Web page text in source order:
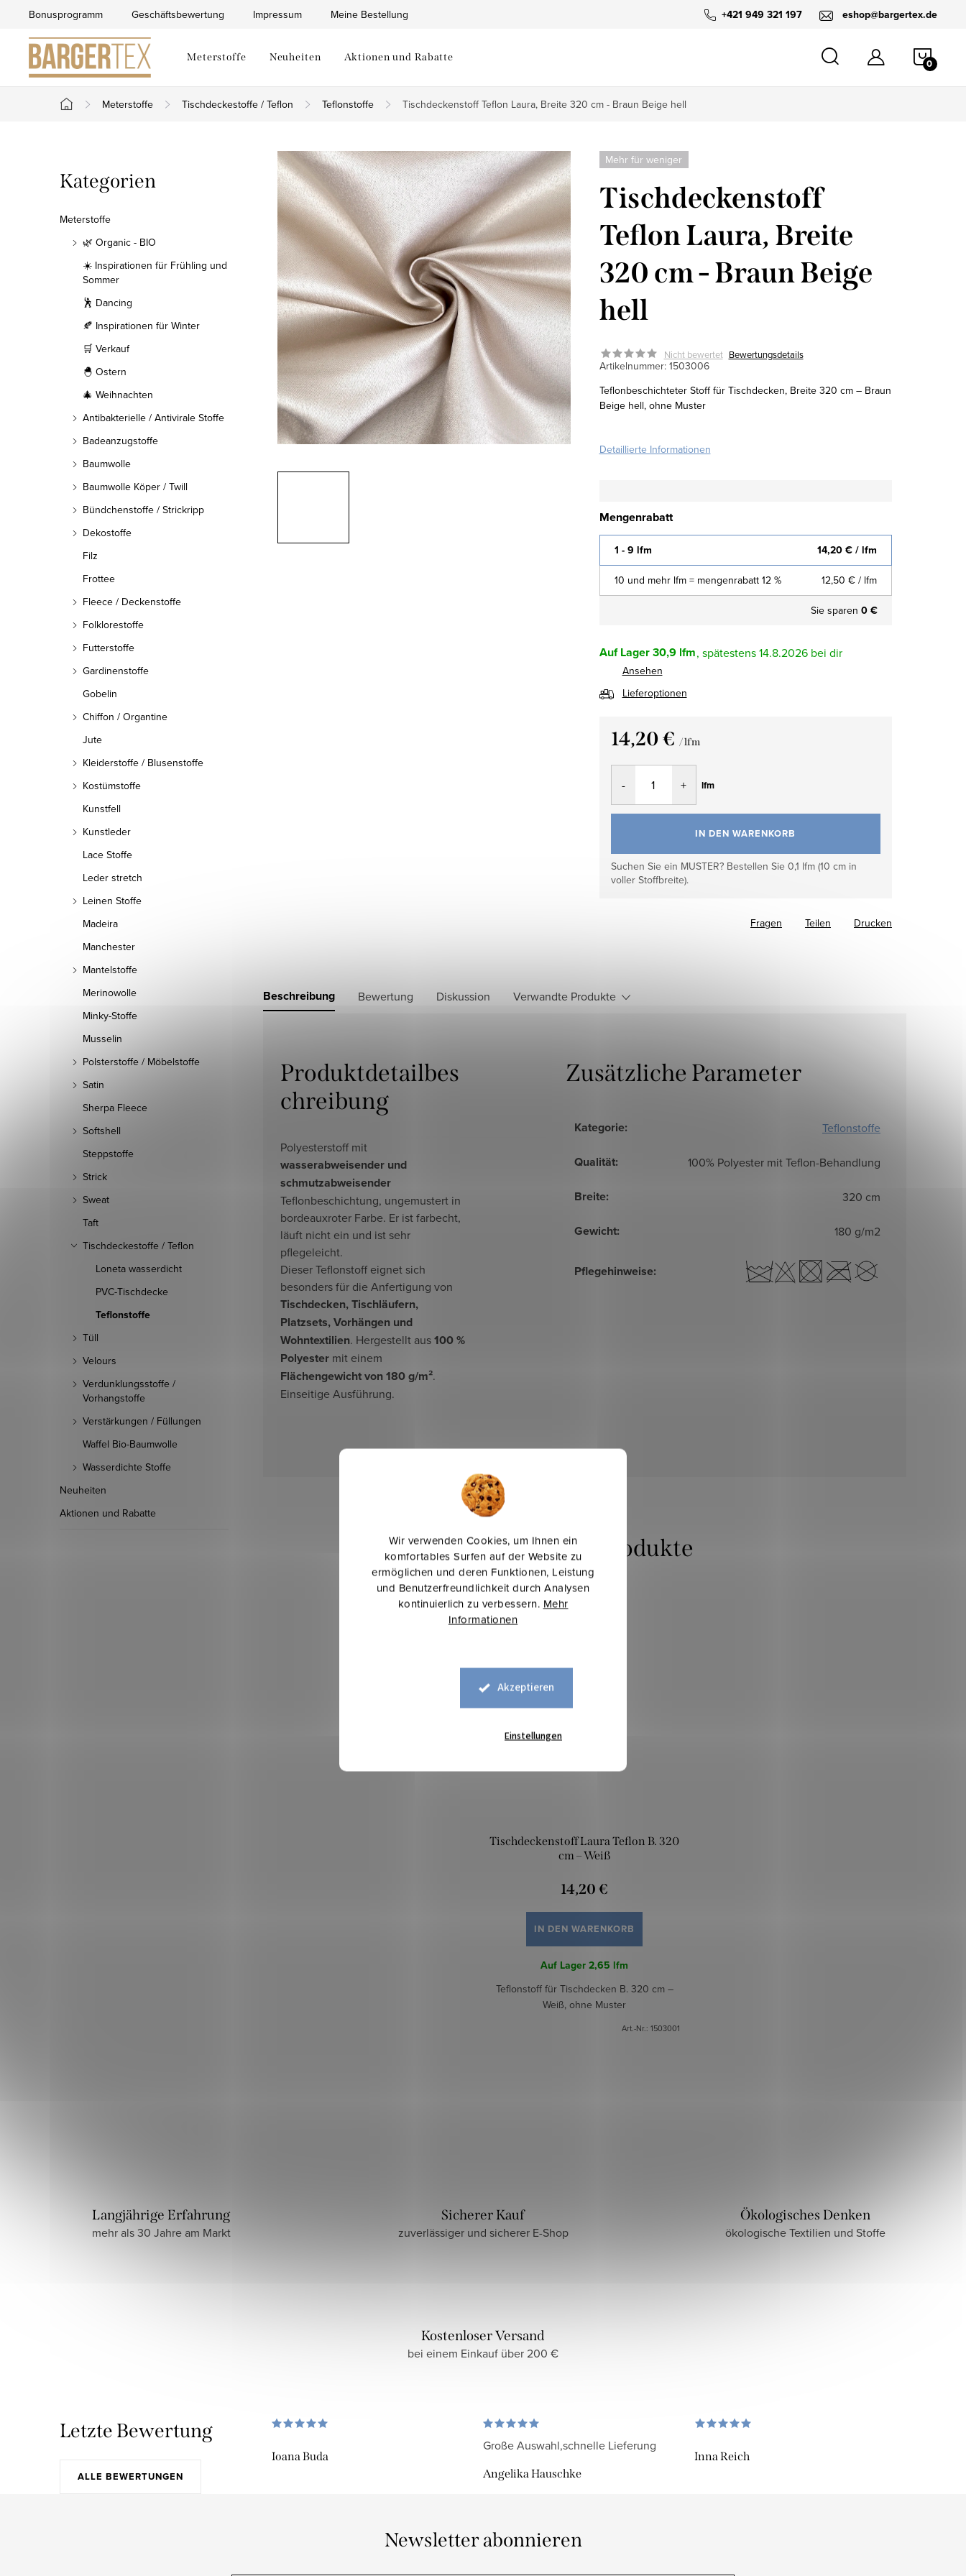
Wir verwenden Cookies, um Ihnen ein
komfortables Surfen auf der Website zu
ermöglichen und deren Funktionen, Leistung
und Benutzerfreundlichkeit durch Analysen
kontinuierlich zu verbessern. Mehr
Informationen
Akzeptieren
Einstellungen
springen
+421 949 321 197 eshop@bargertex.de
Bonusprogramm Geschäftsbewertung Impressum Meine Bestellung
Meterstoffe Neuheiten Aktionen und Rabatte
Startseite
Meterstoffe Tischdeckestoffe / Teflon Teflonstoffe Tischdeckenstoff Teflon Laura, Breite 320 cm - Braun Beige hell
e
i
Kategorien
überspringen
Kategorien
Meterstoffe
🌿 Organic - BIO
☀️ Inspirationen für Frühling und
Sommer
🕺 Dancing
🍂 Inspirationen für Winter
🛒 Verkauf
🐣 Ostern
🎄 Weihnachten
Antibakterielle / Antivirale Stoffe
Badeanzugstoffe
Baumwolle
Baumwolle Köper / Twill
Bündchenstoffe / Strickripp
Dekostoffe
Filz
Frottee
Fleece / Deckenstoffe
Folklorestoffe
Futterstoffe
Gardinenstoffe
Gobelin
Chiffon / Organtine
Jute
Kleiderstoffe / Blusenstoffe
Kostümstoffe
Kunstfell
Kunstleder
Lace Stoffe
Leder stretch
Leinen Stoffe
Madeira
Manchester
Mantelstoffe
Merinowolle
Minky-Stoffe
Musselin
Polsterstoffe / Möbelstoffe
Satin
Sherpa Fleece
Softshell
Steppstoffe
Strick
Sweat
Taft
Tischdeckestoffe / Teflon
Loneta wasserdicht
PVC-Tischdecke
Teflonstoffe
Tüll
Velours
Verdunklungsstoffe /
Vorhangstoffe
Verstärkungen / Füllungen
Waffel Bio-Baumwolle
Wasserdichte Stoffe
Neuheiten
Aktionen und Rabatte
Mehr für weniger
Tischdeckenstoff
Teflon Laura, Breite
320 cm - Braun Beige
hell
Nicht bewertet Bewertungsdetails
Artikelnummer: 1503006
Teflonbeschichteter Stoff für Tischdecken, Breite 320 cm – Braun
Beige hell, ohne Muster
Detaillierte Informationen
Mengenrabatt
1 - 9 lfm 14,20 € / lfm
10 und mehr lfm = mengenrabatt 12 % 12,50 € / lfm
Sie sparen 0 €
Auf Lager30,9 lfm 14.8.2026
Ansehen
Lieferoptionen
14,20 € / lfm
Verkaufspreis:
lfm
IN DEN WARENKORB
Suchen Sie ein MUSTER? Bestellen Sie 0,1 lfm (10 cm in
voller Stoffbreite).
Drucken
Fragen Teilen
Beschreibung Bewertung Diskussion Verwandte Produkte
Produktdetailbes
chreibung
Polyesterstoff mit
wasserabweisender und
schmutzabweisender
Teflonbeschichtung, ungemustert in
bordeauxroter Farbe. Er ist farbecht,
läuft nicht ein und ist sehr
pflegeleicht.
Dieser Teflonstoff eignet sich
besonders für die Anfertigung von
Tischdecken, Tischläufern,
Platzsets, Vorhängen und
Wohntextilien. Hergestellt aus100 %
Polyester mit einem
Flächengewicht von 180 g/m².
Einseitige Ausführung.
Zusätzliche Parameter
Kategorie: Teflonstoffe
Qualität: 100% Polyester mit Teflon-Behandlung
Breite: 320 cm
Gewicht: 180 g/m2
Pflegehinweise:
Verwandte Produkte
Mehr für weniger
Tischdeckenstoff Laura Teflon B. 320
cm – Weiß
14,20 €
IN DEN WARENKORB
Auf Lager 2,65 lfm
Teflonstoff für Tischdecken B. 320 cm –
Weiß, ohne Muster
Art.-Nr.: 1503001
Langjährige Erfahrung
mehr als 30 Jahre am Markt
Sicherer Kauf
zuverlässiger und sicherer E-Shop
Ökologisches Denken
ökologische Textilien und Stoffe
Kostenloser Versand
bei einem Einkauf über 200 €
Letzte Bewertung
ALLE BEWERTUNGEN
Ioana Buda
Große Auswahl,schnelle Lieferung
Angelika Hauschke
Inna Reich
Newsletter abonnieren